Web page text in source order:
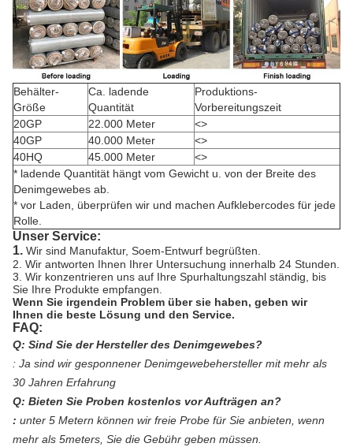
Behälter-
Größe
Ca. ladende
Quantität
Produktions-
Vorbereitungszeit
20GP
22.000 Meter
<>
40GP
40.000 Meter
<>
40HQ
45.000 Meter
<>
* ladende Quantität hängt vom Gewicht u. von der Breite des
Denimgewebes ab.
* vor Laden, überprüfen wir und machen Aufklebercodes für jede
Rolle.
Unser Service:
1. Wir sind Manufaktur, Soem-Entwurf begrüßten.
2. Wir antworten Ihnen Ihrer Untersuchung innerhalb 24 Stunden.
3. Wir konzentrieren uns auf Ihre Spurhaltungszahl ständig, bis
Sie Ihre Produkte empfangen.
Wenn Sie irgendein Problem über sie haben, geben wir
Ihnen die beste Lösung und den Service.
FAQ:
Q: Sind Sie der Hersteller des Denimgewebes?
: Ja sind wir gesponnener Denimgewebehersteller mit mehr als
30 Jahren Erfahrung
Q: Bieten Sie Proben kostenlos vor Aufträgen an?
: unter 5 Metern können wir freie Probe für Sie anbieten, wenn
mehr als 5meters, Sie die Gebühr geben müssen.